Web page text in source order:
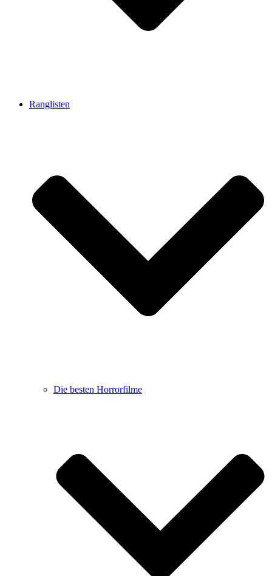
Ranglisten
Die besten Horrorfilme